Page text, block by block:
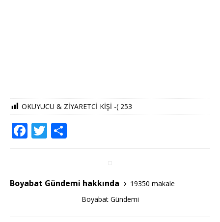
OKUYUCU & ZİYARETCİ KİŞİ -( 253
F
e
b
T
te
r
e
Boyabat Gündemi hakkında
19350 makale
Boyabat Gündemi